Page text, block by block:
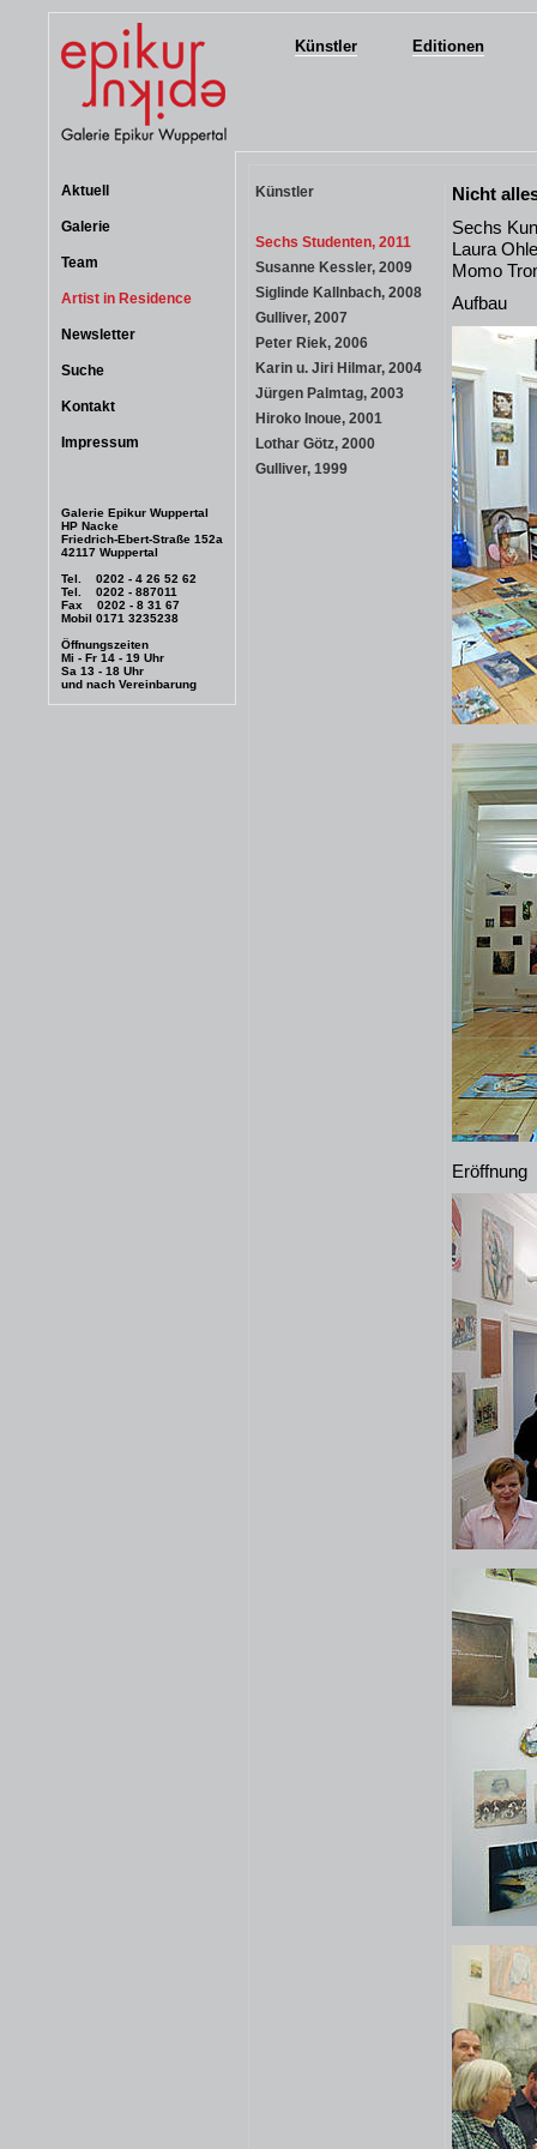
Künstler Editionen
Aktuell
Galerie
Team
Artist in Residence
Newsletter
Suche
Kontakt
Impressum
Galerie Epikur Wuppertal
HP Nacke
Friedrich-Ebert-Straße 152a
42117 Wuppertal
Tel. 0202 - 4 26 52 62
Tel. 0202 - 887011
Fax 0202 - 8 31 67
Mobil 0171 3235238
Öffnungszeiten
Mi - Fr 14 - 19 Uhr
Sa 13 - 18 Uhr
und nach Vereinbarung
Künstler
Sechs Studenten, 2011
Susanne Kessler, 2009
Siglinde Kallnbach, 2008
Gulliver, 2007
Peter Riek, 2006
Karin u. Jiri Hilmar, 2004
Jürgen Palmtag, 2003
Hiroko Inoue, 2001
Lothar Götz, 2000
Gulliver, 1999
Nicht
Sechs
Laura
Momo
Aufbau
Eröffnung